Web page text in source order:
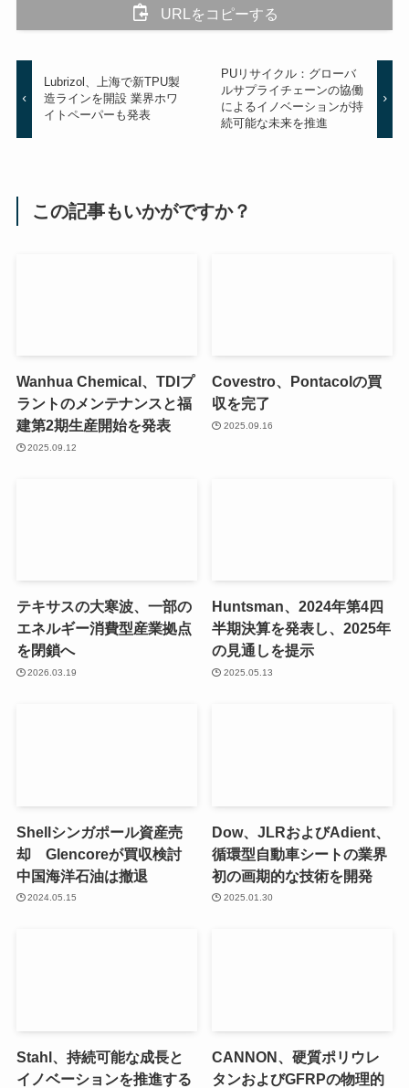
URLをコピーする
Lubrizol、上海で新TPU製
造ラインを開設 業界ホワ
イトペーパーも発表
PUリサイクル：グローバ
ルサプライチェーンの協働
によるイノベーションが持
続可能な未来を推進
この記事もいかがですか？
Wanhua Chemical、TDIプ
ラントのメンテナンスと福
建第2期生産開始を発表
2025.09.12
Covestro、Pontacolの買
収を完了
2025.09.16
テキサスの大寒波、一部の
エネルギー消費型産業拠点
を閉鎖へ
2026.03.19
Huntsman、2024年第4四
半期決算を発表し、2025年
の見通しを提示
2025.05.13
Shellシンガポール資産売
却 Glencoreが買収検討
中国海洋石油は撤退
2024.05.15
Dow、JLRおよびAdient、
循環型自動車シートの業界
初の画期的な技術を開発
2025.01.30
Stahl、持続可能な成長と
イノベーションを推進する
CANNON、硬質ポリウレ
タンおよびGFRPの物理的